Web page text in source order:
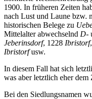
1900. In früheren Zeiten
nach Lust und Laune bzw.
historischen Belege zu
Mittelalter abwechselnd D-
Jeberinsdorf, 1228 Ibristorf
Ibristorfusw.
In diesem Fall hat sich
was aber letztlich eher dem
Bei den Siedlungsnamen